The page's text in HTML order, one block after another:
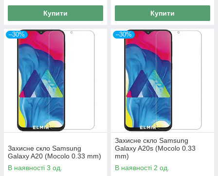
Купити Купити
–30%
Захисне скло Samsung
Galaxy A20 (Mocolo 0.33 mm)
В наявності 3 од.
–30%
Захисне скло Samsung
Galaxy A20s (Mocolo 0.33
mm)
В наявності 2 од.